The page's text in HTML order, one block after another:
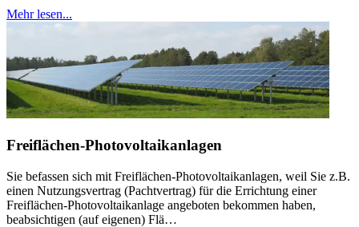
Mehr lesen...
Freiflächen-Photovoltaikanlagen
Sie befassen sich mit Freiflächen-Photovoltaikanlagen, weil Sie z.B.
einen Nutzungsvertrag (Pachtvertrag) für die Errichtung einer
Freiflächen-Photovoltaikanlage angeboten bekommen haben,
beabsichtigen (auf eigenen) Flä…